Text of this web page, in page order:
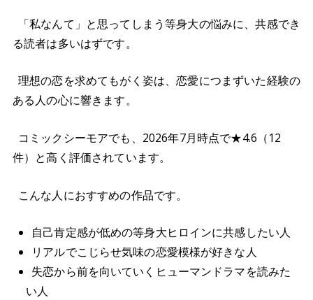
「私なんて」と思ってしまう等身大の悩みに、共感でき
る読者は多いはずです。
理想の恋を求めてもがく姿は、恋愛につまずいた経験の
ある人の心に響きます。
コミックシーモアでも、2026年7月時点で★4.6（12
件）と高く評価されています。
こんな人におすすめの作品です。
自己肯定感が低めの等身大ヒロインに共感したい人
リアルでこじらせ気味の恋愛模様が好きな人
失恋から前を向いていくヒューマンドラマを読みた
い人